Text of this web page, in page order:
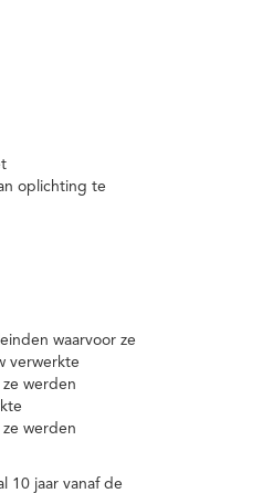
oplichting te
waarvoor ze
verwerkte
werden
werden
10 jaar vanaf de